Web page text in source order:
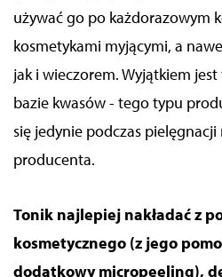
używać go po każdorazowym
kosmetykami myjącymi, a
jak i wieczorem. Wyjątkiem jest
bazie kwasów - tego typu
się jedynie podczas
producenta.
Tonik najlepiej nakładać z
kosmetycznego (z jego
dodatkowy micropeeling),